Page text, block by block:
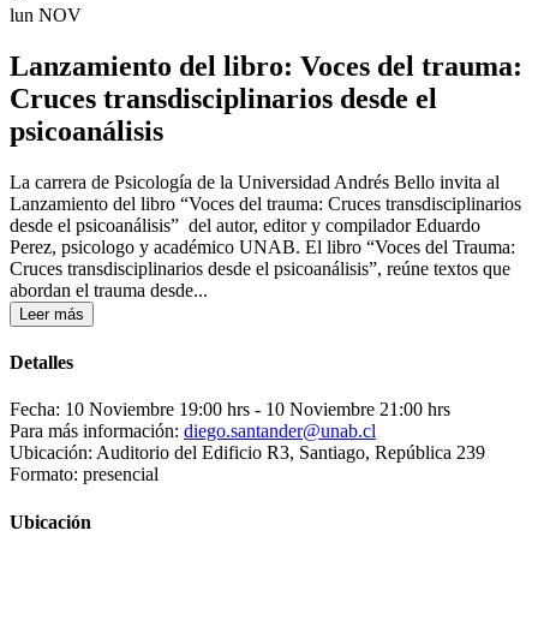
lun NOV
Lanzamiento del libro: Voces del trauma:
Cruces transdisciplinarios desde el
psicoanálisis
La carrera de Psicología de la Universidad Andrés Bello invita al
Lanzamiento del libro “Voces del trauma: Cruces transdisciplinarios
desde el psicoanálisis” del autor, editor y compilador Eduardo
Perez, psicologo y académico UNAB. El libro “Voces del Trauma:
Cruces transdisciplinarios desde el psicoanálisis”, reúne textos que
abordan el trauma desde...
Leer más
Detalles
Fecha: 10 Noviembre 19:00 hrs - 10 Noviembre 21:00 hrs
Para más información: diego.santander@unab.cl
Ubicación: Auditorio del Edificio R3, Santiago, República 239
Formato: presencial
Ubicación